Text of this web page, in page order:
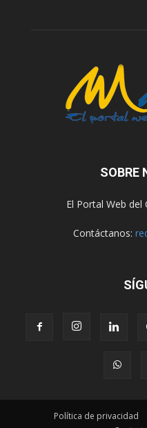
SOBRE
El Portal Web del
Contáctanos:
Política de privacidad